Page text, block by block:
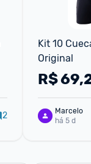
2
Kit 10
Original
R$
Marcelo
há 5 d